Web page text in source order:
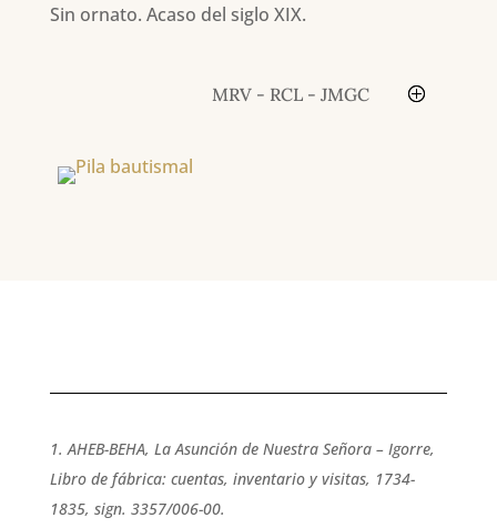
Sin ornato. Acaso del siglo XIX.
MRV - RCL - JMGC
1. AHEB-BEHA, La Asunción de Nuestra Señora – Igorre,
Libro de fábrica: cuentas, inventario y visitas, 1734-
1835, sign. 3357/006-00.